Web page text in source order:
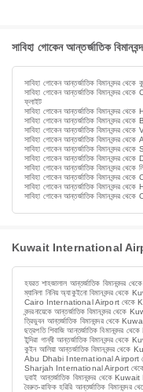
সাবিহা গোকেন আন্তর্জাতিক
সাবিহা গোকেন আন্তর্জাতিক বিমানবন্দর থেকে
সাবিহা গোকেন আন্তর্জাতিক
ফ্লাইট
সাবিহা গোকেন আন্তর্জাতিক বিমানবন্দর
সাবিহা গোকেন আন্তর্জাতিক
সাবিহা গোকেন আন্তর্জাতিক
সাবিহা গোকেন আন্তর্জাতিক বিমানবন্দর
সাবিহা গোকেন আন্তর্জাতিক বিমানবন্দর
সাবিহা গোকেন আন্তর্জাতিক বিমানবন্দর
সাবিহা গোকেন আন্তর্জাতিক বিমানবন্দর থেকে
সাবিহা গোকেন আন্তর্জাতিক বিমানবন্দর
সাবিহা গোকেন আন্তর্জাতিক
সাবিহা গোকেন আন্তর্জাতিক
Kuwait International Airport
হযরত শাহজালাল আন্তর্জাতিক
ম্যানিলা নিনিয় অ্যাকুইনো বিমানবন্দর
Cairo International Airport থেকে
বন্দরনায়েকে আন্তর্জাতিক বিমানবন্দর
ত্রিভুবন আন্তর্জাতিক বিমানবন্দর থেকে
ছত্রপতি শিবাজি আন্তর্জাতিক
ইন্দিরা গান্ধী আন্তর্জাতিক বিমানবন্দর
কুইন আলিয়া আন্তর্জাতিক বিমানবন্দর
Abu Dhabi International Airport
Sharjah International Airport
দুবাই আন্তর্জাতিক বিমানবন্দর থেকে
বৈরুত-রাফিক হরিরি আন্তর্জাতিক